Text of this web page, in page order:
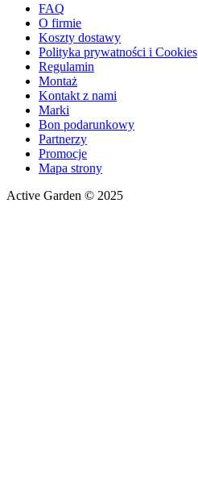
FAQ
O firmie
Koszty dostawy
Polityka prywatności i Cookies
Regulamin
Montaż
Kontakt z nami
Marki
Bon podarunkowy
Partnerzy
Promocje
Mapa strony
Active Garden © 2025